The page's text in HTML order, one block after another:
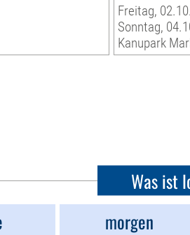
Freitag,
Sonntag,
Kanupark
Was ist
morgen